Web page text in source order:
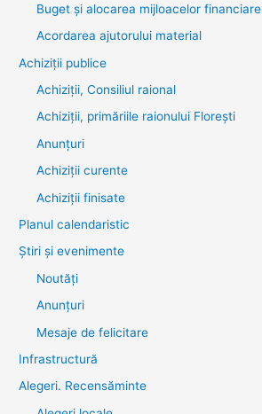
Buget și alocarea mijloacelor financiare
Acordarea ajutorului material
Achiziţii publice
Achiziții, Consiliul raional
Achiziții, primăriile raionului Florești
Anunțuri
Achiziții curente
Achiziții finisate
Planul calendaristic
Știri şi evenimente
Noutăţi
Anunţuri
Mesaje de felicitare
Infrastructură
Alegeri. Recensăminte